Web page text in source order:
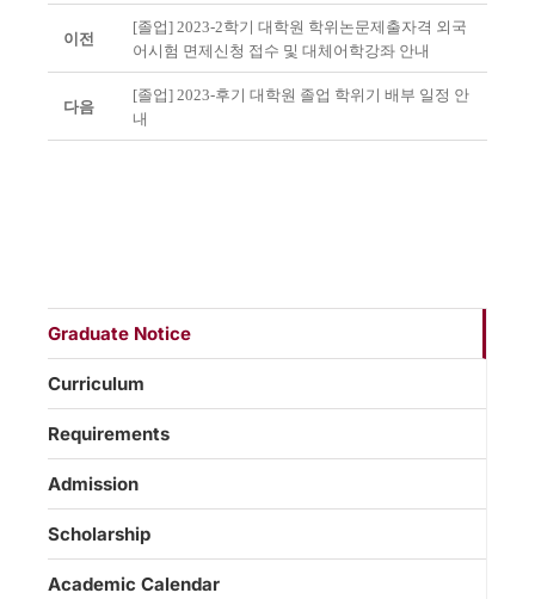
이전
[졸업] 2023-2학기 대학원 학위논문제출자격 외국
어시험 면제신청 접수 및 대체어학강좌 안내
다음
[졸업] 2023-후기 대학원 졸업 학위기 배부 일정 안
내
Graduate Notice
Curriculum
Requirements
Admission
Scholarship
Academic Calendar